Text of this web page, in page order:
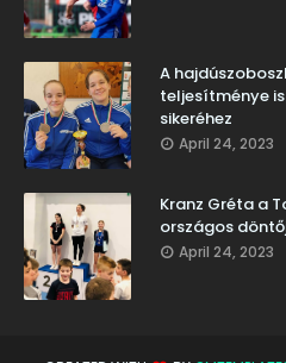
A
teljesítménye
sikeréhez
April 24, 2023
Kranz Gréta a
országos
April 24, 2023